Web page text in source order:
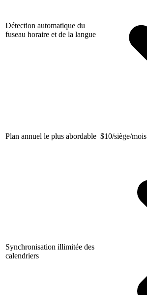
Détection automatique du
fuseau horaire et de la langue
Plan annuel le plus abordable $10/siège/mois
Synchronisation illimitée des
calendriers